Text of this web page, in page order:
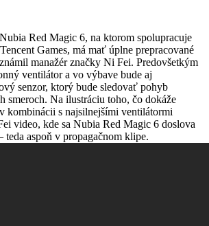
Red Magic 6, na ktorom spolupracuje
Games, má mať úplne prepracované
manažér značky Ni Fei. Predovšetkým
ventilátor a vo výbave bude aj
senzor, ktorý bude sledovať pohyb
smeroch. Na ilustráciu toho, čo dokáže
kombinácii s najsilnejšími ventilátormi
video, kde sa Nubia Red Magic 6 doslova
teda aspoň v propagačnom klipe.